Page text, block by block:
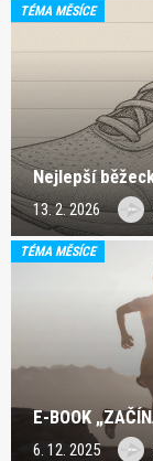
TÉMA MĚSÍCE
Nejlepší
13. 2. 2026
TÉMA MĚSÍCE
E-BOOK
6. 12. 2025